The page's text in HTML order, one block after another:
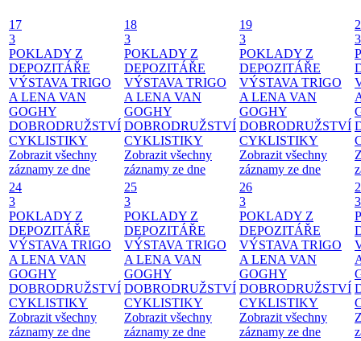
17
3
POKLADY Z
DEPOZITÁŘE
VÝSTAVA TRIGO
A LENA VAN
GOGHY
DOBRODRUŽSTVÍ
CYKLISTIKY
Zobrazit všechny
záznamy ze dne
18
3
POKLADY Z
DEPOZITÁŘE
VÝSTAVA TRIGO
A LENA VAN
GOGHY
DOBRODRUŽSTVÍ
CYKLISTIKY
Zobrazit všechny
záznamy ze dne
19
3
POKLADY Z
DEPOZITÁŘE
VÝSTAVA TRIGO
A LENA VAN
GOGHY
DOBRODRUŽSTVÍ
CYKLISTIKY
Zobrazit všechny
záznamy ze dne
3
24
3
POKLADY Z
DEPOZITÁŘE
VÝSTAVA TRIGO
A LENA VAN
GOGHY
DOBRODRUŽSTVÍ
CYKLISTIKY
Zobrazit všechny
záznamy ze dne
25
3
POKLADY Z
DEPOZITÁŘE
VÝSTAVA TRIGO
A LENA VAN
GOGHY
DOBRODRUŽSTVÍ
CYKLISTIKY
Zobrazit všechny
záznamy ze dne
26
3
POKLADY Z
DEPOZITÁŘE
VÝSTAVA TRIGO
A LENA VAN
GOGHY
DOBRODRUŽSTVÍ
CYKLISTIKY
Zobrazit všechny
záznamy ze dne
3